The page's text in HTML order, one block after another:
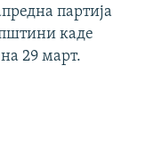
партија
каде
29 март.